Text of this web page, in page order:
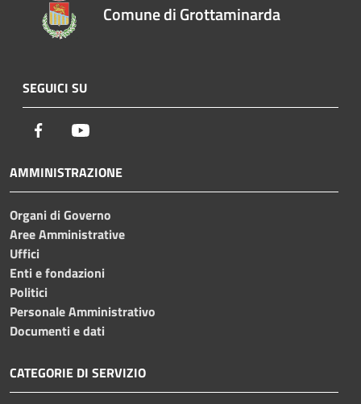
Comune di Grottaminarda
SEGUICI SU
Facebook
AMMINISTRAZIONE
Organi di Governo
Aree Amministrative
Uffici
Enti e fondazioni
Politici
Personale Amministrativo
Documenti e dati
CATEGORIE DI SERVIZIO